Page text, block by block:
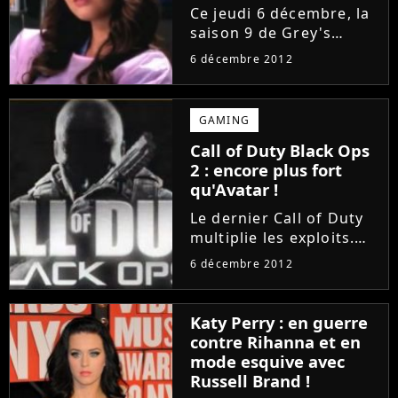
Ce jeudi 6 décembre, la
saison 9 de Grey's
Anatomy fait de la place
effet, c'est dans
l'épisode 8 intitulé Love
Turns You Upside Down
que les nouveaux du
Seattle...
6 décembre 2012
GAMING
Call of Duty Black Ops
2 : encore plus fort
qu'Avatar !
Le dernier Call of Duty
multiplie les exploits.
Sorti le 13 novembre
campagne de pub
explosive avec Omar Sy,
Black Ops 2 a en effet
rapporté 1 milliard de
dollars...
6 décembre 2012
Katy Perry : en guerre
contre Rihanna et en
mode esquive avec
Russell Brand !